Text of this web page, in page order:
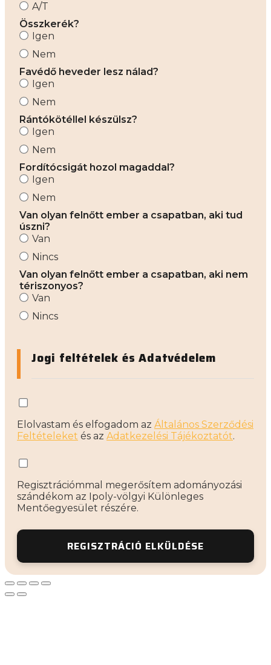
A/T
Összkerék?
Igen
Nem
Favédő heveder lesz nálad?
Igen
Nem
Rántókötéllel készülsz?
Igen
Nem
Fordítócsigát hozol magaddal?
Igen
Nem
Van olyan felnőtt ember a csapatban, aki tud
úszni?
Van
Nincs
Van olyan felnőtt ember a csapatban, aki nem
tériszonyos?
Van
Nincs
Jogi feltételek és Adatvédelem
Elolvastam és elfogadom az Általános Szerződési
Feltételeket és az Adatkezelési Tájékoztatót.
Regisztrációmmal megerősítem adományozási
szándékom az Ipoly-völgyi Különleges
Mentőegyesület részére.
REGISZTRÁCIÓ ELKÜLDÉSE